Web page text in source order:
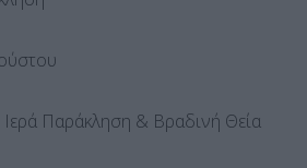
Ιερά Παράκληση & Βραδινή Θεία